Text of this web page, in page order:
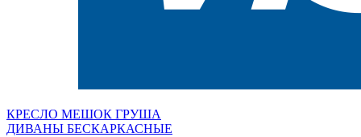
КРЕСЛО МЕШОК ГРУША
ДИВАНЫ БЕСКАРКАСНЫЕ